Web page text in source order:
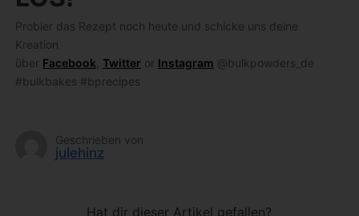
Probier das Rezept noch heute und schicke uns deine
Kreation
über Facebook, Twitter or Instagram @bulkpowders_de
#bulkbakes #bprecipes
Geschrieben von
julehinz
Hat dir dieser Artikel gefallen?